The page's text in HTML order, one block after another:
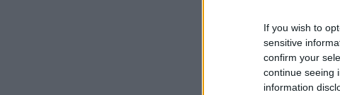
If you wish to
sensitive
confirm your
continue seeing
information